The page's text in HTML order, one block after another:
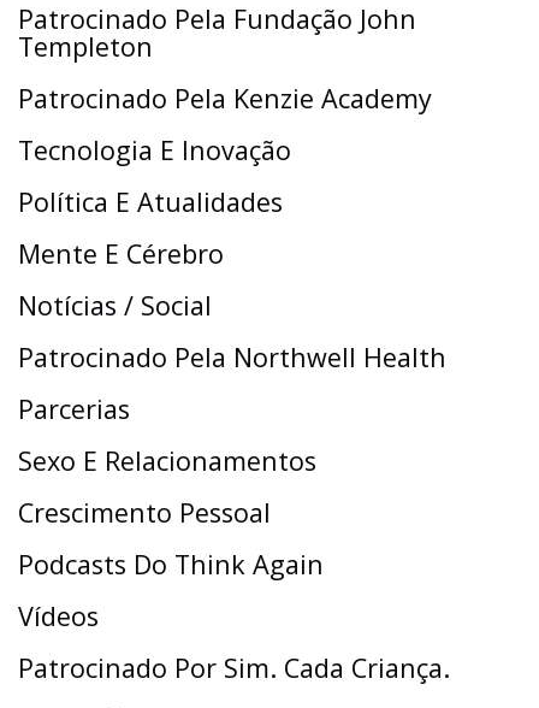
Patrocinado Pela Fundação John
Templeton
Patrocinado Pela Kenzie Academy
Tecnologia E Inovação
Política E Atualidades
Mente E Cérebro
Notícias / Social
Patrocinado Pela Northwell Health
Parcerias
Sexo E Relacionamentos
Crescimento Pessoal
Podcasts Do Think Again
Vídeos
Patrocinado Por Sim. Cada Criança.